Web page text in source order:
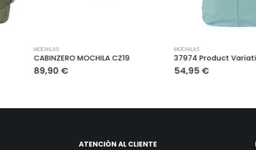
MOCHILAS
CABINZERO MOCHILA CZ19
89,90€
MOCHILAS
37974 Product Variation
54,95€
ATENCIÓN AL CLIENTE